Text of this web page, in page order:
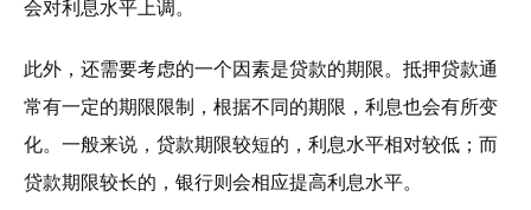
会对利息水平上调。
此外，还需要考虑的一个因素是贷款的期限。抵押贷款通
常有一定的期限限制，根据不同的期限，利息也会有所变
化。一般来说，贷款期限较短的，利息水平相对较低；而
贷款期限较长的，银行则会相应提高利息水平。